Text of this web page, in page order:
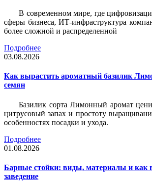
В современном мире, где
сферы бизнеса, ИТ-инфраструктура
более сложной и распределенной
Подробнее
03.08.2026
Как вырастить ароматный базилик
семян
Базилик сорта Лимонный аромат
цитрусовый запах и простоту
особенностях посадки и ухода.
Подробнее
01.08.2026
Барные стойки: виды, материалы и как
заведение